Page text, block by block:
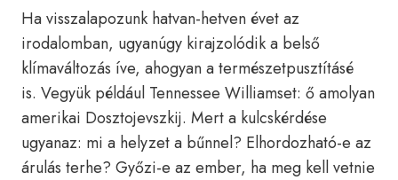
Ha visszalapozunk hatvan-hetven évet az
irodalomban, ugyanúgy kirajzolódik a belső
klímaváltozás íve, ahogyan a természetpusztításé
is. Vegyük például Tennessee Williamset: ő amolyan
amerikai Dosztojevszkij. Mert a kulcskérdése
ugyanaz: mi a helyzet a bűnnel? Elhordozható-e az
árulás terhe? Győzi-e az ember, ha meg kell vetnie